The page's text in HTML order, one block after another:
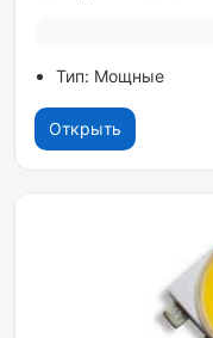
Тип: Мощные
Открыть